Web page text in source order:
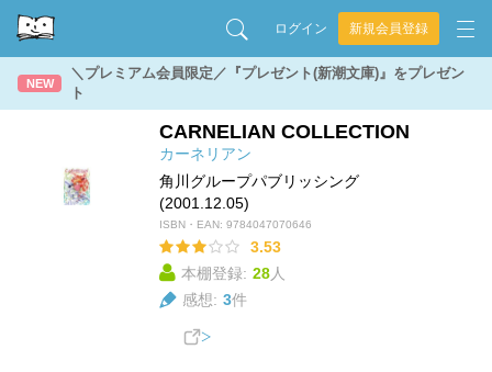
ログイン 新規会員登録
NEW
＼プレミアム会員限定／『プレゼント(新潮文庫)』をプレゼン
ト
CARNELIAN COLLECTION
カーネリアン
角川グループパブリッシング
(2001.12.05)
ISBN・EAN: 9784047070646
3.53
本棚登録: 28人
感想: 3件